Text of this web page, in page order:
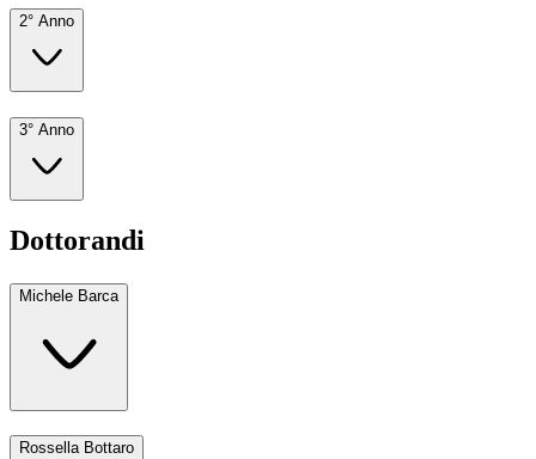
2° Anno
3° Anno
Dottorandi
Michele Barca
Rossella Bottaro